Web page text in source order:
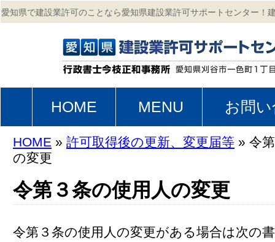
愛知県で建設業許可のことなら愛知県建設業許可サポートセンター！
HOME MENU お問
HOME » 許可取得後の更新、変更届等 » 令
の変更
令第３条の使用人の変更
令第３条の使用人の変更がある場合は次の